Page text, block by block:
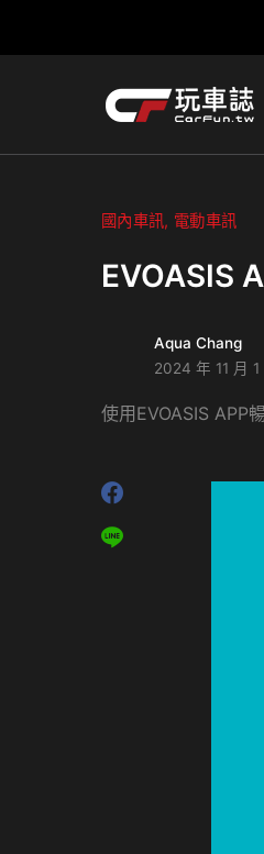
國內車訊 電動車訊
EVOASIS
Aqua Chang
2024 年 11 月 1
使用EVOASIS APP